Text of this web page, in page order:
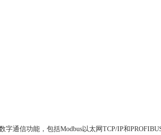
字通信功能，包括Modbus以太网TCP/IP和